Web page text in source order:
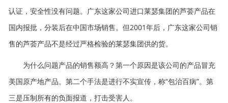
认证，安全性没有问题。广东这家公司进口莱瑟集团的芦荟产品在
国内报批，分装后在中国市场销售。但2001年后，广东这家公司销
售的芦荟产品不是经过严格检验的莱瑟集团供的货。
为什么问题产品的销售额高？第一个原因是该公司的产品冒充
美国原产地产品。第二个手法是进行不实宣传，称“包治百病”。第
三是压制所有的负面报道，打击受害人。